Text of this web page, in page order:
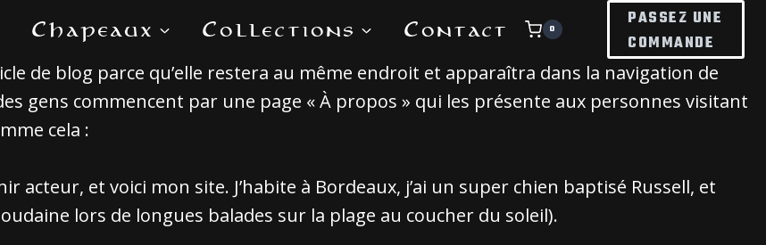
Chapeaux Collections Contact 0
PASSEZ UNE
COMMANDE
de blog parce qu’elle restera au même endroit et apparaîtra dans la navigation de
gens commencent par une page « À propos » qui les présente aux personnes visitant
cela :
acteur, et voici mon site. J’habite à Bordeaux, j’ai un super chien baptisé Russell, et
lors de longues balades sur la plage au coucher du soleil).